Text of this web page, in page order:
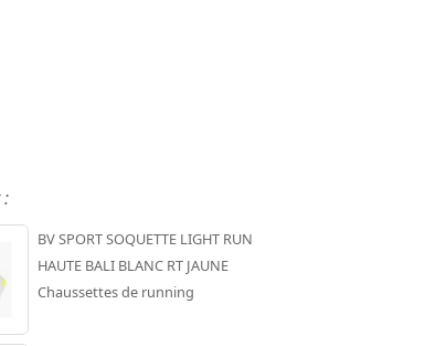
:
BV SPORT SOQUETTE LIGHT RUN
HAUTE BALI BLANC RT JAUNE
Chaussettes de running